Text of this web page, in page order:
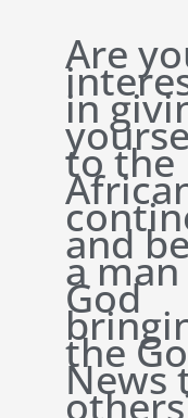
Are
in
to the
and
a
God
the
News